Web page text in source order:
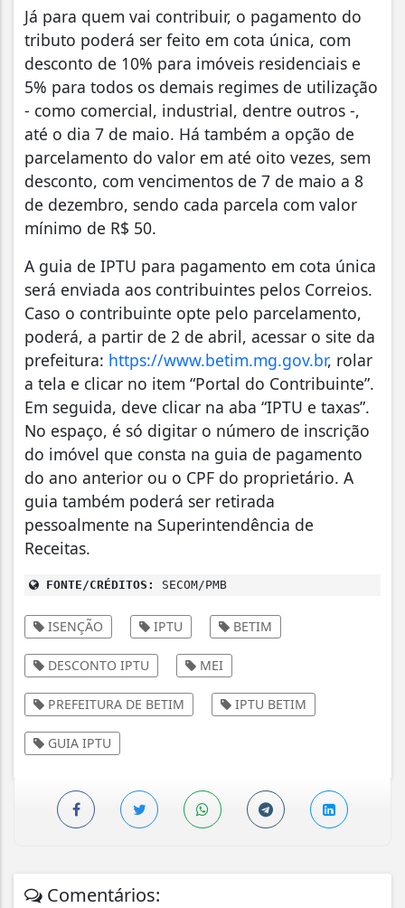
Já para quem vai contribuir, o pagamento do
tributo poderá ser feito em cota única, com
desconto de 10% para imóveis residenciais e
5% para todos os demais regimes de utilização
- como comercial, industrial, dentre outros -,
até o dia 7 de maio. Há também a opção de
parcelamento do valor em até oito vezes, sem
desconto, com vencimentos de 7 de maio a 8
de dezembro, sendo cada parcela com valor
mínimo de R$ 50.
A guia de IPTU para pagamento em cota única
será enviada aos contribuintes pelos Correios.
Caso o contribuinte opte pelo parcelamento,
poderá, a partir de 2 de abril, acessar o site da
prefeitura: https://www.betim.mg.gov.br, rolar
a tela e clicar no item “Portal do Contribuinte”.
Em seguida, deve clicar na aba “IPTU e taxas”.
No espaço, é só digitar o número de inscrição
do imóvel que consta na guia de pagamento
do ano anterior ou o CPF do proprietário. A
guia também poderá ser retirada
pessoalmente na Superintendência de
Receitas.
FONTE/CRÉDITOS: SECOM/PMB
ISENÇÃO IPTU BETIM
DESCONTO IPTU MEI
PREFEITURA DE BETIM IPTU BETIM
GUIA IPTU
Comentários: